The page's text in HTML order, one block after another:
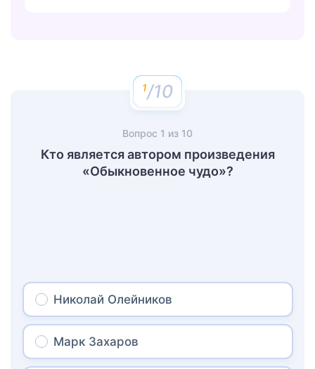
/10
Вопрос 1 из 10
Кто является автором произведения
«Обыкновенное чудо»?
Николай Олейников
Марк Захаров